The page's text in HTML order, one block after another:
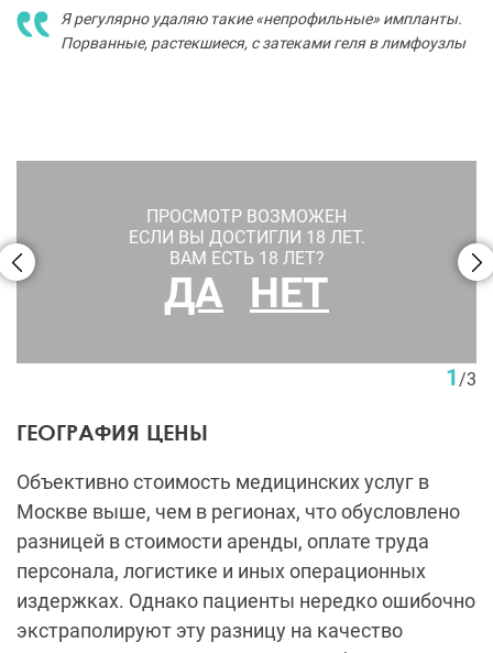
Я регулярно удаляю такие «непрофильные» импланты.
Порванные, растекшиеся, с затеками геля в лимфоузлы
ПРОСМОТР ВОЗМОЖЕН
ЕСЛИ ВЫ ДОСТИГЛИ 18 ЛЕТ.
ВАМ ЕСТЬ 18 ЛЕТ?
ДА НЕТ
1 /3
ГЕОГРАФИЯ ЦЕНЫ
Объективно стоимость медицинских услуг в
Москве выше, чем в регионах, что обусловлено
разницей в стоимости аренды, оплате труда
персонала, логистике и иных операционных
издержках. Однако пациенты нередко ошибочно
экстраполируют эту разницу на качество